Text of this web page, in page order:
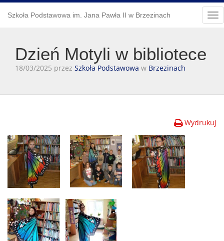
Szkoła Podstawowa im. Jana Pawła II w Brzezinach
Dzień Motyli w bibliotece
18/03/2025 przez Szkoła Podstawowa w Brzezinach
Wydrukuj